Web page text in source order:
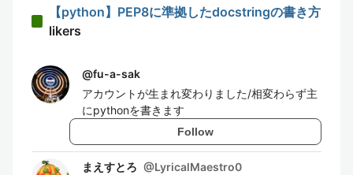
【python】PEP8に準拠したdocstringの書き方
likers
@fu-a-sak
アカウントが生まれ変わりました/相変わらず主
にpythonを書きます
Follow
まえすとろ @LyricalMaestro0